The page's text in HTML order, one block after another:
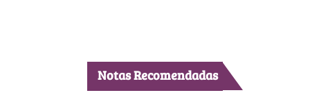
Notas Recomendadas